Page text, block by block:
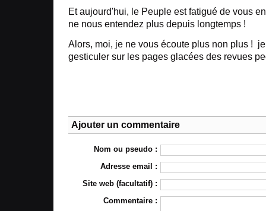
Et aujourd'hui, le Peuple est fatigué de vous
ne nous entendez plus depuis longtemps !
Alors, moi, je ne vous écoute plus non plus !
gesticuler sur les pages glacées des revues
Ajouter un commentaire
Nom ou pseudo :
Adresse email :
Site web (facultatif) :
Commentaire :